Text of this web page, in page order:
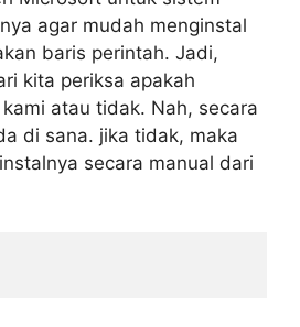
agar mudah menginstal
baris perintah. Jadi,
kita periksa apakah
atau tidak. Nah, secara
di sana. jika tidak, maka
secara manual dari